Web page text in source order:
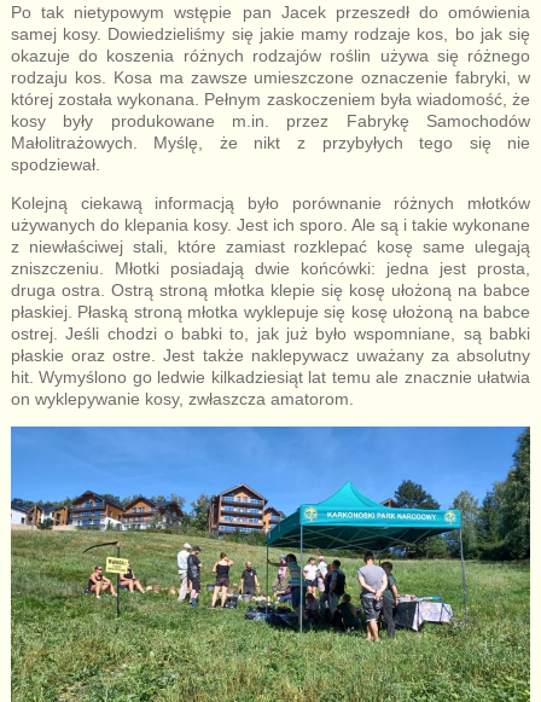
Po tak nietypowym wstępie pan Jacek przeszedł do omówienia
samej kosy. Dowiedzieliśmy się jakie mamy rodzaje kos, bo jak się
okazuje do koszenia różnych rodzajów roślin używa się różnego
rodzaju kos. Kosa ma zawsze umieszczone oznaczenie fabryki, w
której została wykonana. Pełnym zaskoczeniem była wiadomość, że
kosy były produkowane m.in. przez Fabrykę Samochodów
Małolitrażowych. Myślę, że nikt z przybyłych tego się nie
spodziewał.
Kolejną ciekawą informacją było porównanie różnych młotków
używanych do klepania kosy. Jest ich sporo. Ale są i takie wykonane
z niewłaściwej stali, które zamiast rozklepać kosę same ulegają
zniszczeniu. Młotki posiadają dwie końcówki: jedna jest prosta,
druga ostra. Ostrą stroną młotka klepie się kosę ułożoną na babce
płaskiej. Płaską stroną młotka wyklepuje się kosę ułożoną na babce
ostrej. Jeśli chodzi o babki to, jak już było wspomniane, są babki
płaskie oraz ostre. Jest także naklepywacz uważany za absolutny
hit. Wymyślono go ledwie kilkadziesiąt lat temu ale znacznie ułatwia
on wyklepywanie kosy, zwłaszcza amatorom.